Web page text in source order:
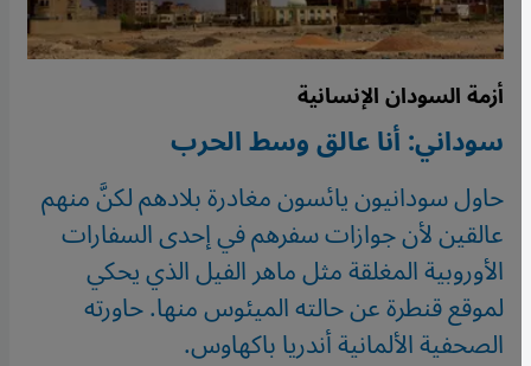
أزمة السودان الإنسانية
سوداني: أنا عالق وسط الحرب
حاول سودانيون يائسون مغادرة بلادهم لكنَّ منهم
عالقين لأن جوازات سفرهم في إحدى السفارات
الأوروبية المغلقة مثل ماهر الفيل الذي يحكي
لموقع قنطرة عن حالته الميئوس منها. حاورته
الصحفية الألمانية أندريا باكهاوس.